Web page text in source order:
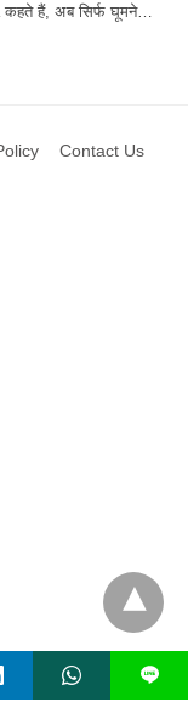
हैं, अब सिर्फ घूमने…
Contact Us
L